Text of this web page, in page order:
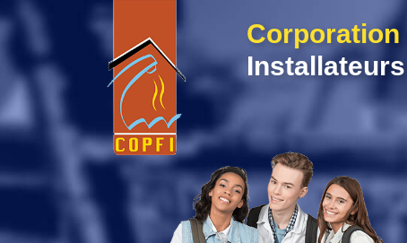
content
Corporation
Installateurs